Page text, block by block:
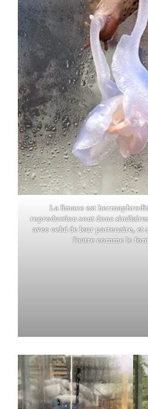
La limace est
reproduction sont donc
avec celui de leur partenaire, et
l’autre comme le